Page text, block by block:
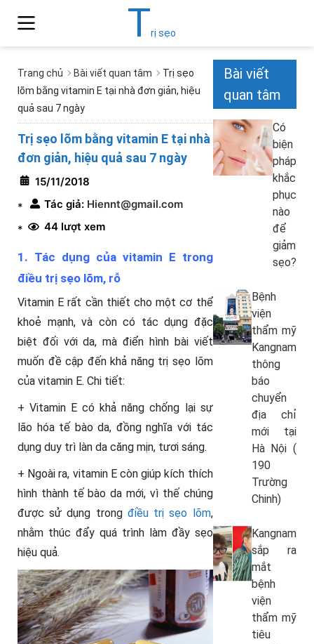
Trị sẹo
Trang chủ Bài viết quan tâm
Trị sẹo
lõm bằng vitamin E tại nhà đơn giản, hiệu
quả sau 7 ngày
Trị sẹo lõm bằng vitamin E tại nhà
đơn giản, hiệu quả sau 7 ngày
15/11/2018
*
Tác giả: Hiennt@gmail.com
*
44 lượt xem
1. Tác dụng của vitamin E trong
điều trị sẹo lõm, rỗ
Vitamin E rất cần thiết cho một cơ thể
khoẻ mạnh, và còn có tác dụng đặc
biệt đối với da, mà điển hình bài viết
muốn đề cập đến khả năng trị sẹo lõm
của vitamin E. Chi tiết:
+ Vitamin E có khả năng chống lại sự
lão hóa tế bào da, đồng nghĩa với tác
dụng duy trì làn da căng mịn, tươi sáng.
+ Ngoài ra, vitamin E còn giúp kích thích
hình thành tế bào da mới, vì thế chúng
được sử dụng trong điều trị sẹo lõm,
nhằm thúc đẩy quá trình làm đầy sẹo
hiệu quả.
Bài viết
quan tâm
Có
biện
pháp
khắc
phục
nào
để
giảm
sẹo?
Bệnh
viện
thẩm mỹ
Kangnam
thông
báo
chuyển
địa chỉ
mới tại
Hà Nội (
190
Trường
Chinh)
Kangnam
sắp ra
mắt
bệnh
viện
thẩm mỹ
tiêu